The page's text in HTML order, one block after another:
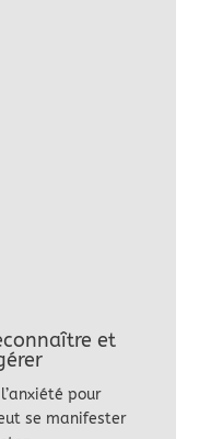
et
pour
se manifester